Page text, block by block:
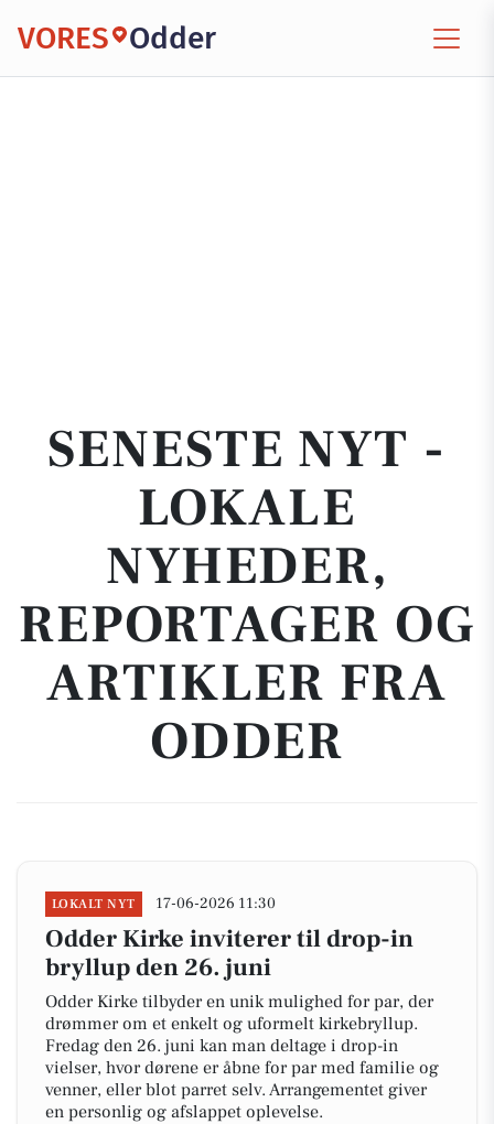
VORES Odder
SENESTE NYT -
LOKALE
NYHEDER,
REPORTAGER OG
ARTIKLER FRA
ODDER
LOKALT NYT 17-06-2026 11:30
Odder Kirke inviterer til drop-in
bryllup den 26. juni
Odder Kirke tilbyder en unik mulighed for par, der
drømmer om et enkelt og uformelt kirkebryllup.
Fredag den 26. juni kan man deltage i drop-in
vielser, hvor dørene er åbne for par med familie og
venner, eller blot parret selv. Arrangementet giver
en personlig og afslappet oplevelse.